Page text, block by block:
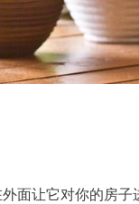
面让它对你的房子